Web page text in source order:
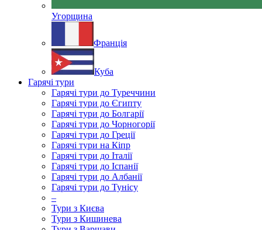
Угорщина
Франція
Куба
Гарячі тури
Гарячі тури до Туреччини
Гарячі тури до Єгипту
Гарячі тури до Болгарії
Гарячі тури до Чорногорії
Гарячі тури до Греції
Гарячі тури на Кіпр
Гарячі тури до Італії
Гарячі тури до Іспанії
Гарячі тури до Албанії
Гарячі тури до Тунісу
–
Тури з Києва
Тури з Кишинева